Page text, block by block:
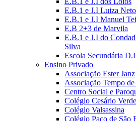
E.B.1 e J.I Luiza
E.B.1 e J.I Manuel
E.B 2+3 de Marvila
E.B.1 e J.I do
Silva
Escola Secundária
Ensino Privado
Associação Ester Janz
Associação Tempo
Centro Social e
Colégio Cesário Verde
Colégio Valsassina
Colégio Paço de São